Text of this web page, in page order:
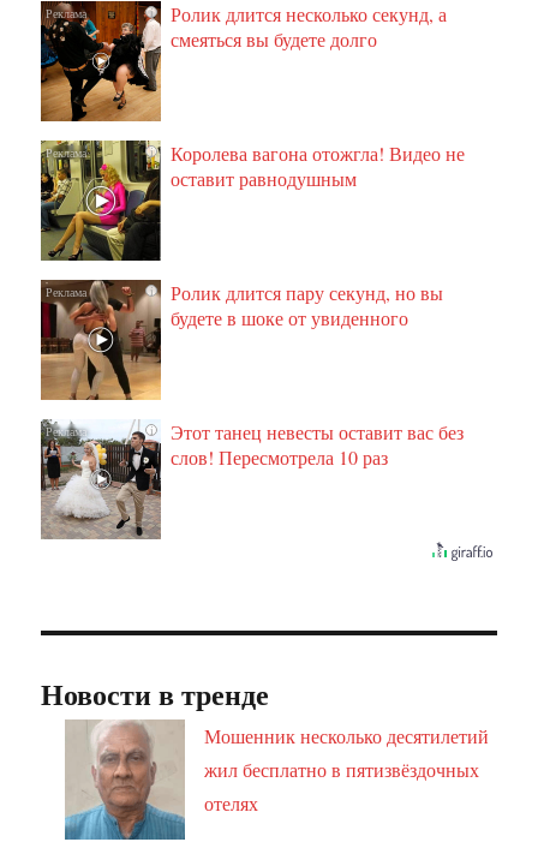
i
Ролик длится несколько секунд, а
смеяться вы будете долго
i
Королева вагона отожгла! Видео не
оставит равнодушным
i
Ролик длится пару секунд, но вы
будете в шоке от увиденного
i
Этот танец невесты оставит вас без
слов! Пересмотрела 10 раз
Новости в тренде
Мошенник несколько десятилетий
жил бесплатно в пятизвёздочных
отелях